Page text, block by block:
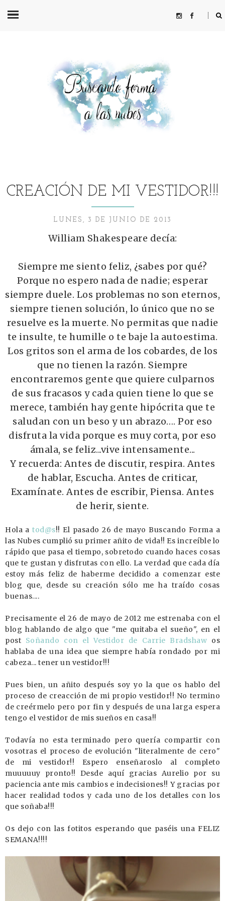
CREACIÓN DE MI VESTIDOR!!!
LUNES, 3 DE JUNIO DE 2013
William Shakespeare decía:
Siempre me siento feliz, ¿sabes por qué?
Porque no espero nada de nadie; esperar
siempre duele. Los problemas no son eternos,
siempre tienen solución, lo único que no se
resuelve es la muerte. No permitas que nadie
te insulte, te humille o te baje la autoestima.
Los gritos son el arma de los cobardes, de los
que no tienen la razón. Siempre
encontraremos gente que quiere culparnos
de sus fracasos y cada quien tiene lo que se
merece, también hay gente hipócrita que te
saludan con un beso y un abrazo…. Por eso
disfruta la vida porque es muy corta, por eso
ámala, se feliz...vive intensamente...
Y recuerda: Antes de discutir, respira. Antes
de hablar, Escucha. Antes de criticar,
Examínate. Antes de escribir, Piensa. Antes
de herir, siente.
Hola atod@s!! El pasado 26 de mayo Buscando Forma a
las Nubes cumplió su primer añito de vida!! Es increíble lo
rápido que pasa el tiempo, sobretodo cuando haces cosas
que te gustan y disfrutas con ello. La verdad que cada día
estoy más feliz de haberme decidido a comenzar este
blog que, desde su creación sólo me ha traído cosas
buenas....
Precisamente el 26 de mayo de 2012 me estrenaba con el
blog hablando de algo que "me quitaba el sueño", en el
post Soñando con el Vestidor de Carrie Bradshaw os
hablaba de una idea que siempre había rondado por mi
cabeza... tener un vestidor!!!
Pues bien, un añito después soy yo la que os hablo del
proceso de creacción de mi propio vestidor!! No termino
de creérmelo pero por fin y después de una larga espera
tengo el vestidor de mis sueños en casa!!
Todavía no esta terminado pero quería compartir con
vosotras el proceso de evolución "literalmente de cero"
de mi vestidor!! Espero enseñaroslo al completo
muuuuuy pronto!! Desde aquí gracias Aurelio por su
paciencia ante mis cambios e indecisiones!! Y gracias por
hacer realidad todos y cada uno de los detalles con los
que soñaba!!!
Os dejo con las fotitos esperando que paséis una FELIZ
SEMANA!!!!